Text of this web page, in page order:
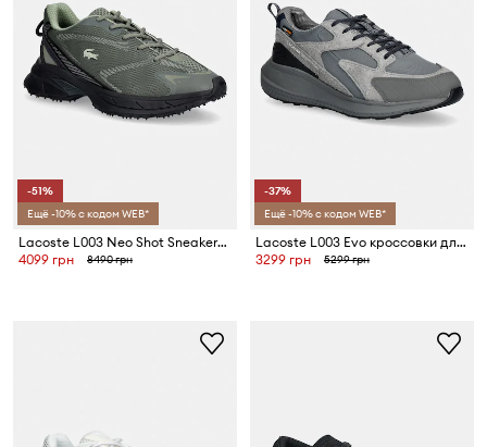
-51%
Ещё -10% с кодом WEB*
Lacoste L003 Neo Shot Sneakers Tactile Elevation Pack кроссовки для мужчин
4099 грн
8490 грн
-37%
Ещё -10% с кодом WEB*
Lacoste L003 Evo кроссовки для мужчин
3299 грн
5299 грн